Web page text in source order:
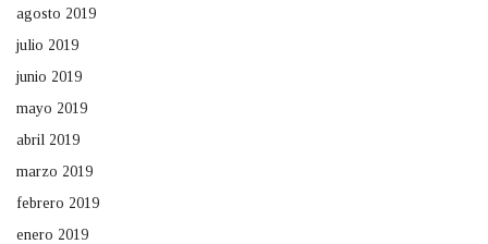
agosto 2019
julio 2019
junio 2019
mayo 2019
abril 2019
marzo 2019
febrero 2019
enero 2019